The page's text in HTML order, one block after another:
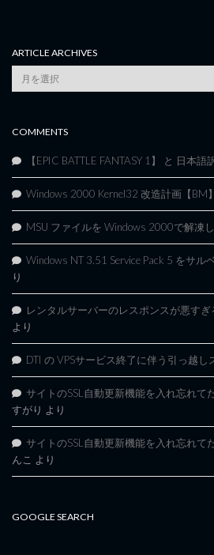
ARTICLE ARCHIVES
Article
Archives
COMMENTS
【EPIC BATTLE FANTASY 1】 と 日本語
Windows 2000 Kernel32 改造計画【BM】
MSU ファイルを Windows 2000で解凍
Windows NT 3.51 Service Pack 5 をサル
り
レンタルサーバーのレスポンスが悪すぎ
より
DTI の VPSサービス終了に伴う引っ越し
サイトのSSL自動更新機能を入れ忘れて
すがり より
サイトのSSL自動更新機能を入れ忘れて
んこ より
GOOGLE SEARCH